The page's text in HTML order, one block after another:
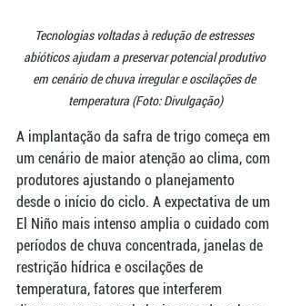
Tecnologias voltadas à redução de estresses
abióticos ajudam a preservar potencial produtivo
em cenário de chuva irregular e oscilações de
temperatura (Foto: Divulgação)
A implantação da safra de trigo começa em
um cenário de maior atenção ao clima, com
produtores ajustando o planejamento
desde o início do ciclo. A expectativa de um
El Niño mais intenso amplia o cuidado com
períodos de chuva concentrada, janelas de
restrição hídrica e oscilações de
temperatura, fatores que interferem